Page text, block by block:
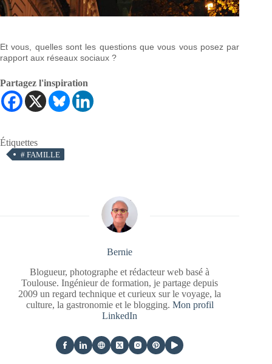
Et vous, quelles sont les questions que vous vous posez par
rapport aux réseaux sociaux ?
Partagez l'inspiration
Étiquettes
# FAMILLE
Bernie
Blogueur, photographe et rédacteur web basé à
Toulouse. Ingénieur de formation, je partage depuis
2009 un regard technique et curieux sur le voyage, la
culture, la gastronomie et le blogging. Mon profil
LinkedIn